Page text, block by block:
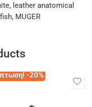
leather anatomical
MUGER
-20%